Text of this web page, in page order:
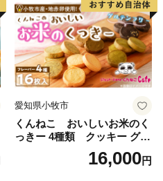
愛知県小牧市
くんねこ おいしいお米のく
っきー 4種類 クッキー グル
16,000円